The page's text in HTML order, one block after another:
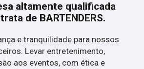
altamente qualificada
de BARTENDERS.
e tranquilidade para nossos
Levar entretenimento,
aos eventos, com ética e